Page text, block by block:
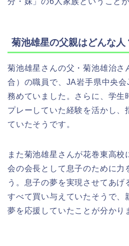
菊池雄星の父親はどんな人
菊池雄星さんの父・菊池雄治さ
合）の職員で、JA岩手県中央
務めていました。さらに、学生
プレーしていた経験を活かし、
ていたそうです。
また菊池雄星さんが花巻東高校
会の会長として息子のために力
う。息子の夢を実現させてあげ
すべて買い与えていたそうで、
夢を応援していたことが分かり